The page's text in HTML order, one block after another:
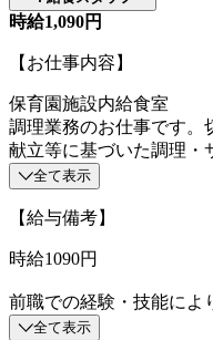
時給1,090円
【お仕事内容】
保育園施設内給食室
調理業務のお仕事です。
献立等に基づいた調理・
全て表示
【給与備考】
時給1090円
前職での経験・技能によ
全て表示